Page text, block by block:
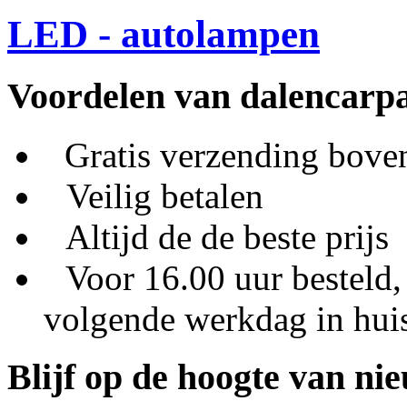
LED - autolampen
Voordelen van
Gratis verzending
Veilig betalen
Altijd de de beste prijs
Voor 16.00 uur besteld,
volgende werkdag in
Blijf op de hoogte van